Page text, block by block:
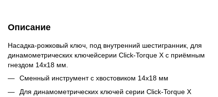
Описание
Насадка-рожковый ключ, под внутренний шестигранник, для
динамометрических ключейсерии Click-Torque X с приёмным
гнездом 14x18 мм.
Сменный инструмент с хвостовиком 14x18 мм
Для динамометрических ключей серии Click-Torque X